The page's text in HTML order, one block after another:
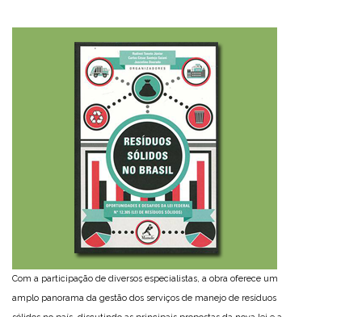
Com a participação de diversos especialistas, a obra oferece um
amplo panorama da gestão dos serviços de manejo de resíduos